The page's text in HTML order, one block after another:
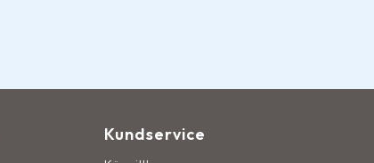
Kundservice